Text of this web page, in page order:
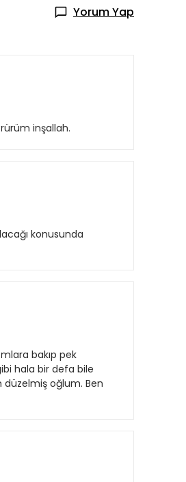
Yorum Yap
inşallah.
konusunda
bakıp pek
hala bir defa bile
düzelmiş oğlum. Ben